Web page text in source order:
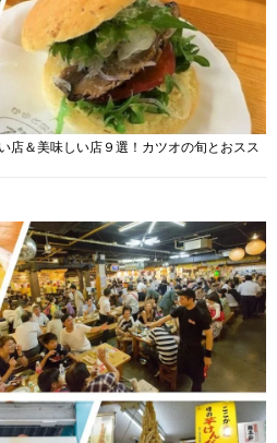
店＆美味しい店９選！カツオの旬とおスス